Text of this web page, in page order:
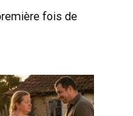
fois de